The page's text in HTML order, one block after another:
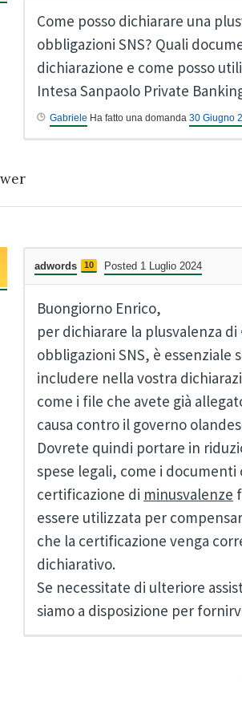
Come posso dichiarare una
obbligazioni SNS? Quali
dichiarazione e come posso
Intesa Sanpaolo Private
Gabriele Ha fatto una domanda 30 Giugno
adwords 10 Posted 1 Luglio 2024
Buongiorno Enrico,
per dichiarare la plusvalenza
obbligazioni SNS, è
includere nella vostra
come i file che avete già
causa contro il governo
Dovrete quindi portare in
spese legali, come i documenti
certificazione di minusvalenze
essere utilizzata per
che la certificazione venga
dichiarativo.
Se necessitate di ulteriore
siamo a disposizione per